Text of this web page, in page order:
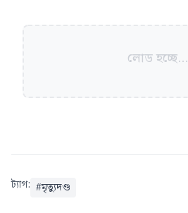
লোড হচ্ছে...
ট্যাগ: #মৃত্যুদণ্ড